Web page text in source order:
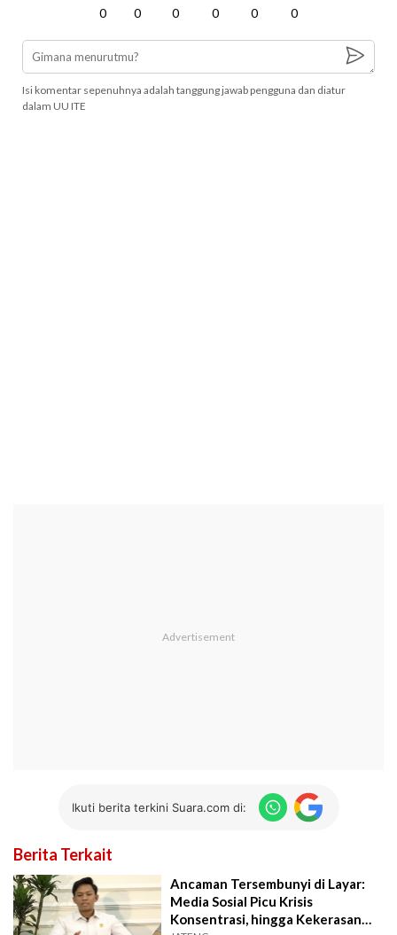
0 0 0 0 0 0
Isi komentar sepenuhnya adalah tanggung jawab pengguna dan diatur
dalam UU ITE
Ikuti berita terkini Suara.com di:
Berita Terkait
Ancaman Tersembunyi di Layar:
Media Sosial Picu Krisis
Konsentrasi, hingga Kekerasan